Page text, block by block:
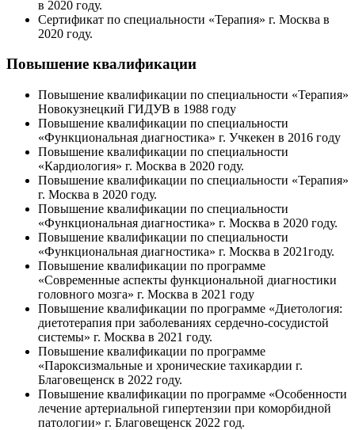
в 2020 году.
Сертификат по специальности «Терапия» г. Москва в
2020 году.
Повышение квалификации
Повышение квалификации по специальности «Терапия»
Новокузнецкий ГИДУВ в 1988 году
Повышение квалификации по специальности
«Функциональная диагностика» г. Учкекен в 2016 году
Повышение квалификации по специальности
«Кардиология» г. Москва в 2020 году.
Повышение квалификации по специальности «Терапия»
г. Москва в 2020 году.
Повышение квалификации по специальности
«Функциональная диагностика» г. Москва в 2020 году.
Повышение квалификации по специальности
«Функциональная диагностика» г. Москва в 2021году.
Повышение квалификации по программе
«Современные аспекты функциональной диагностики
головного мозга» г. Москва в 2021 году
Повышение квалификации по программе «Диетология:
диетотерапия при заболеваниях сердечно-сосудистой
системы» г. Москва в 2021 году.
Повышение квалификации по программе
«Пароксизмальные и хронические тахикардии г.
Благовещенск в 2022 году.
Повышение квалификации по программе «Особенности
лечение артериальной гипертензии при коморбидной
патологии» г. Благовещенск 2022 год.